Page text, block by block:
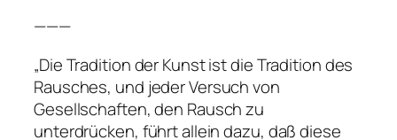
———
„Die Tradition der Kunst ist die Tradition des
Rausches, und jeder Versuch von
Gesellschaften, den Rausch zu
unterdrücken, führt allein dazu, daß diese